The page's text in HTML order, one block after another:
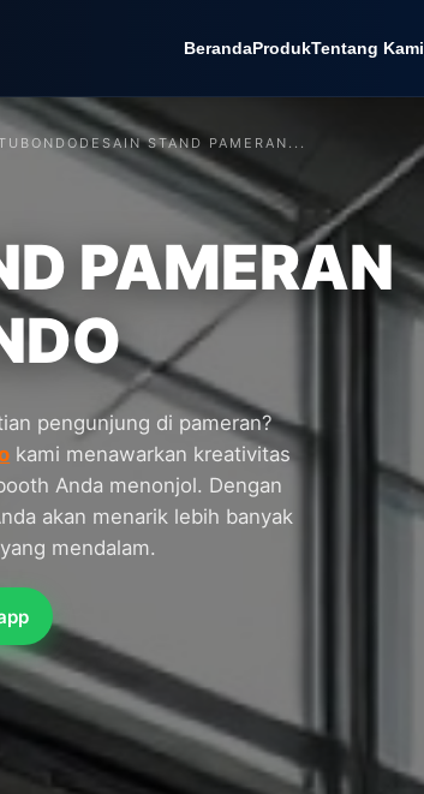
BerandaProdukTentang Kami
DESAIN STAND PAMERAN...
PAMERAN
pengunjung di pameran?
kami menawarkan kreativitas
Anda menonjol. Dengan
akan menarik lebih banyak
mendalam.